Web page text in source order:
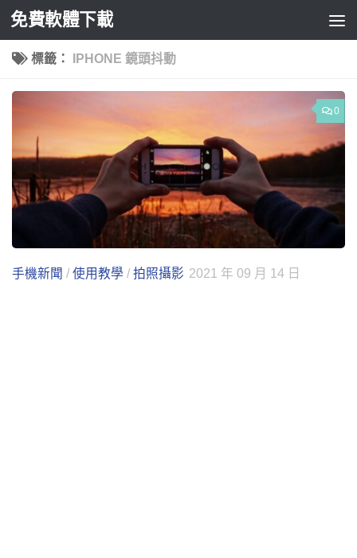
Skip to content
免費軟體下載
標籤： IPHONE 鏡頭抖動
0
手機新聞 / 使用教學 / 拍照攝影 2021 年 09 月 14 日